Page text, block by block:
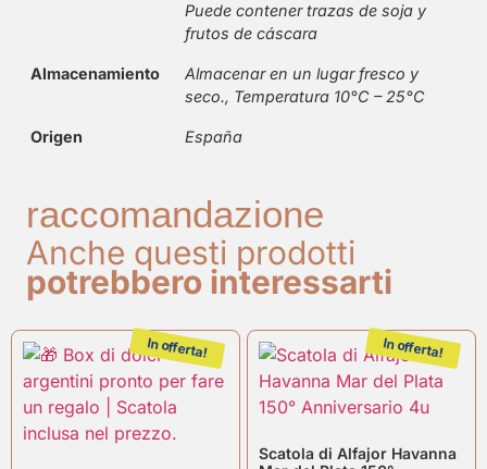
Puede contener trazas de soja y
frutos de cáscara
Almacenamiento
Almacenar en un lugar fresco y
seco., Temperatura 10°C – 25°C
Origen España
raccomandazione
Anche questi prodotti
potrebbero interessarti
In offerta! In offerta!
Scatola di Alfajor Havanna